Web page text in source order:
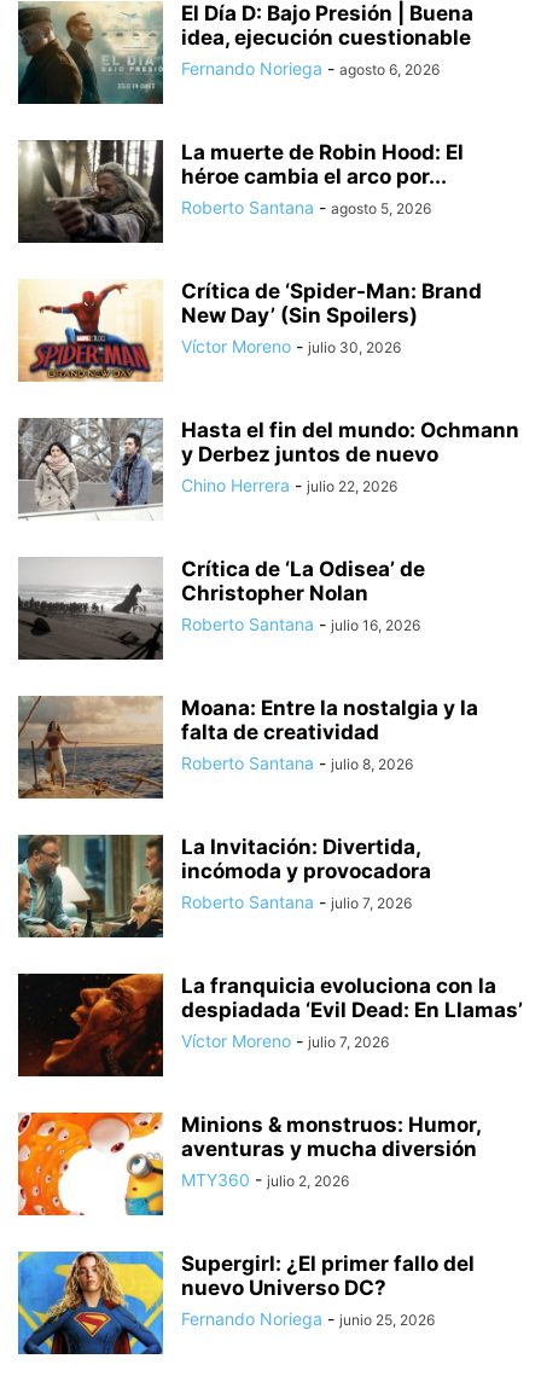
El Día D: Bajo Presión | Buena
idea, ejecución cuestionable
Fernando Noriega - agosto 6, 2026
La muerte de Robin Hood: El
héroe cambia el arco por...
Roberto Santana - agosto 5, 2026
Crítica de ‘Spider-Man: Brand
New Day’ (Sin Spoilers)
Víctor Moreno - julio 30, 2026
Hasta el fin del mundo: Ochmann
y Derbez juntos de nuevo
Chino Herrera - julio 22, 2026
Crítica de ‘La Odisea’ de
Christopher Nolan
Roberto Santana - julio 16, 2026
Moana: Entre la nostalgia y la
falta de creatividad
Roberto Santana - julio 8, 2026
La Invitación: Divertida,
incómoda y provocadora
Roberto Santana - julio 7, 2026
La franquicia evoluciona con la
despiadada ‘Evil Dead: En Llamas’
Víctor Moreno - julio 7, 2026
Minions & monstruos: Humor,
aventuras y mucha diversión
MTY360 - julio 2, 2026
Supergirl: ¿El primer fallo del
nuevo Universo DC?
Fernando Noriega - junio 25, 2026